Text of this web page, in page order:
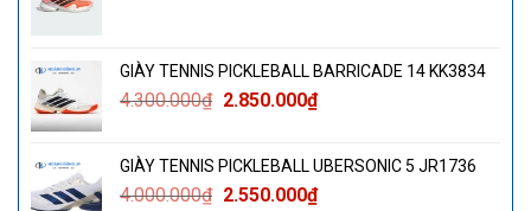
GIÀY TENNIS PICKLEBALL BARRICADE 14 KK3834
4.300.000₫ Giá
4.300.000₫.
2.850.000₫Giá
là:
2.850.000₫.
GIÀY TENNIS PICKLEBALL UBERSONIC 5 JR1736
4.000.000₫ Giá
2.550.000₫Giá